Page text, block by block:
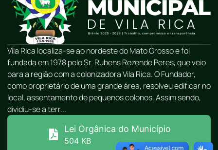
Vila Rica localiza-se ao nordeste do Mato Grosso e foi
fundada em 1978 pelo Sr. Rubens Rezende Peres, que veio
para a região com a colonizadora Vila Rica. O Fundador,
como proprietário de uma grande área, resolveu edificar no
local, assentamento de pequenos colonos. Assim sendo,
dividiu-se a terr...
Lei Orgânica do Município
504 KB